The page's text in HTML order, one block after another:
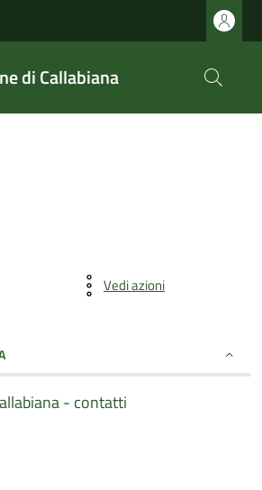
di Callabiana
Vedi azioni
- contatti